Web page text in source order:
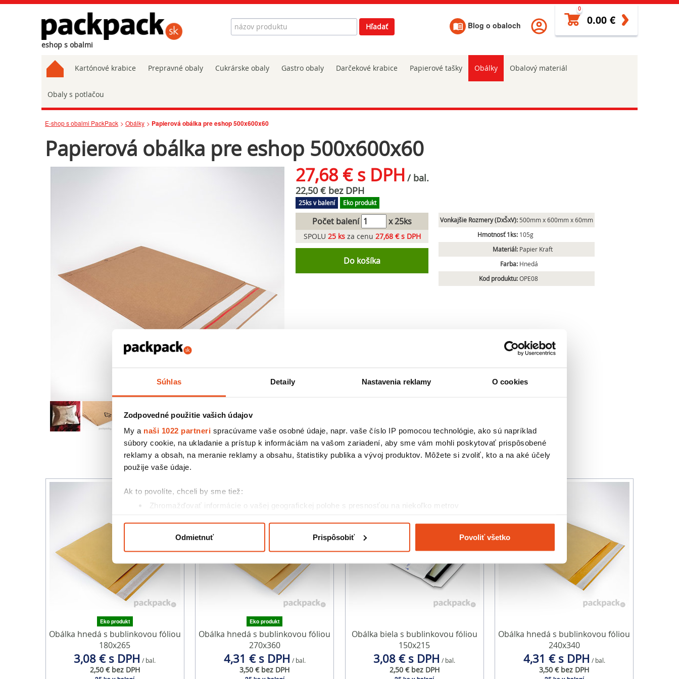
Súhlas Detaily Nastavenia reklamy O cookies
Zodpovedné použitie vašich údajov
My a naši 1022 partneri spracúvame vaše osobné údaje, napr. vaše číslo IP pomocou technológie, ako sú napríklad
súbory cookie, na ukladanie a prístup k informáciám na vašom zariadení, aby sme vám mohli poskytovať prispôsobené
reklamy a obsah, na meranie reklamy a obsahu, štatistiky publika a vývoj produktov. Môžete si zvoliť, kto a na aké účely
použije vaše údaje.
Ak to povolíte, chceli by sme tiež:
Zhromažďovať informácie o vašej geografickej polohe s presnosťou na niekoľko metrov
kedykoľvek zmeniť alebo odvolať cez Vyhlásenie o používaní súborov cookie.
Na prispôsobenie obsahu a reklám, poskytovanie funkcií sociálnych médií a analýzu návštevnosti používame súbory
cookie. Informácie o tom, ako používate naše webové stránky, poskytujeme aj našim partnerom v oblasti sociálnych
médií, inzercie a analýzy. Títo partneri môžu príslušné informácie skombinovať s ďalšími údajmi, ktoré ste im poskytli
alebo ktoré od vás získali, keď ste používali ich služby.
Odmietnuť Prispôsobiť Povoliť všetko
eshop s obalmi
Hľadať Hľadať Blog o obaloch
0
0.00 €
Kartónové krabice Prepravné obaly Cukrárske obaly Gastro obaly Darčekové krabice Papierové tašky Obálky Obalový materiál
Obaly s potlačou
E-shop s obalmi PackPack Obálky Papierová obálka pre eshop 500x600x60
Papierová obálka pre eshop 500x600x60
27,68 € s DPH / bal.
22,50 € bez DPH
25ks v balení Eko produkt
Počet balení x 25ks
SPOLU 25ksza cenu 27,68 € s DPH
Do košíka
Vonkajšie Rozmery (DxŠxV): 500mm x 600mm x 60mm
Hmotnosť 1ks: 105g
Materiál: Papier Kraft
Farba: Hnedá
Kod produktu: OPE08
Podobné produkty
Eko produkt
Obálka hnedá s bublinkovou fóliou
180x265
3,08 € s DPH / bal.
2,50 € bez DPH
Eko produkt
Obálka hnedá s bublinkovou fóliou
270x360
4,31 € s DPH / bal.
3,50 € bez DPH
Obálka biela s bublinkovou fóliou
150x215
3,08 € s DPH / bal.
2,50 € bez DPH
Obálka hnedá s bublinkovou fóliou
240x340
4,31 € s DPH / bal.
3,50 € bez DPH